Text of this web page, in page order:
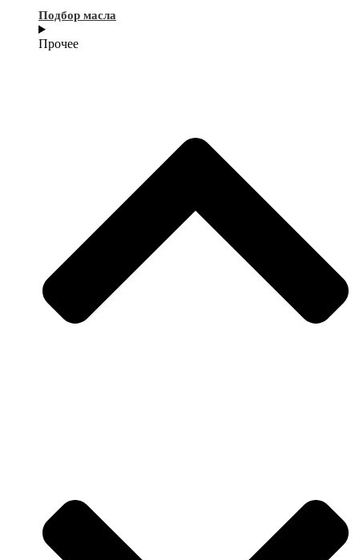
Подбор масла
Прочее